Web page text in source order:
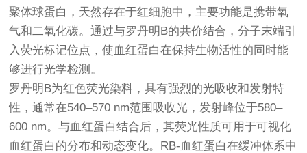
聚体球蛋白，天然存在于红细胞中，主要功能是携带氧
气和二氧化碳。通过与罗丹明B的共价结合，分子末端引
入荧光标记位点，使血红蛋白在保持生物活性的同时能
够进行光学检测。
罗丹明B为红色荧光染料，具有强烈的光吸收和发射特
性，通常在540–570 nm范围吸收光，发射峰位于580–
600 nm。与血红蛋白结合后，其荧光性质可用于可视化
血红蛋白的分布和动态变化。RB-血红蛋白在缓冲体系中